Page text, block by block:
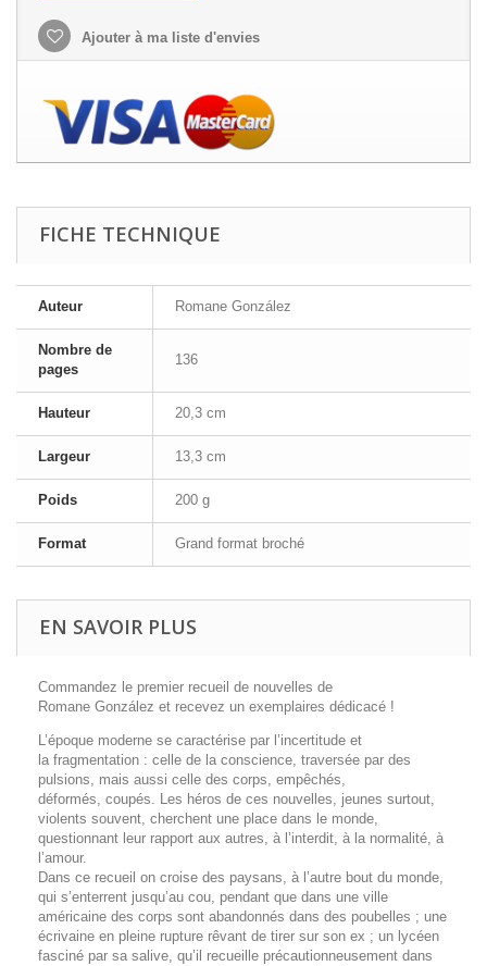
Ajouter à ma liste d'envies
FICHE TECHNIQUE
Auteur Romane González
Nombre de
pages
136
Hauteur 20,3 cm
Largeur 13,3 cm
Poids 200 g
Format Grand format broché
EN SAVOIR PLUS
Commandez le premier recueil de nouvelles de
Romane González et recevez un exemplaires dédicacé !
L’époque moderne se caractérise par l’incertitude et
la fragmentation : celle de la conscience, traversée par des
pulsions, mais aussi celle des corps, empêchés,
déformés, coupés. Les héros de ces nouvelles, jeunes surtout,
violents souvent, cherchent une place dans le monde,
questionnant leur rapport aux autres, à l’interdit, à la normalité, à
l’amour.
Dans ce recueil on croise des paysans, à l’autre bout du monde,
qui s’enterrent jusqu’au cou, pendant que dans une ville
américaine des corps sont abandonnés dans des poubelles ; une
écrivaine en pleine rupture rêvant de tirer sur son ex ; un lycéen
fasciné par sa salive, qu’il recueille précautionneusement dans